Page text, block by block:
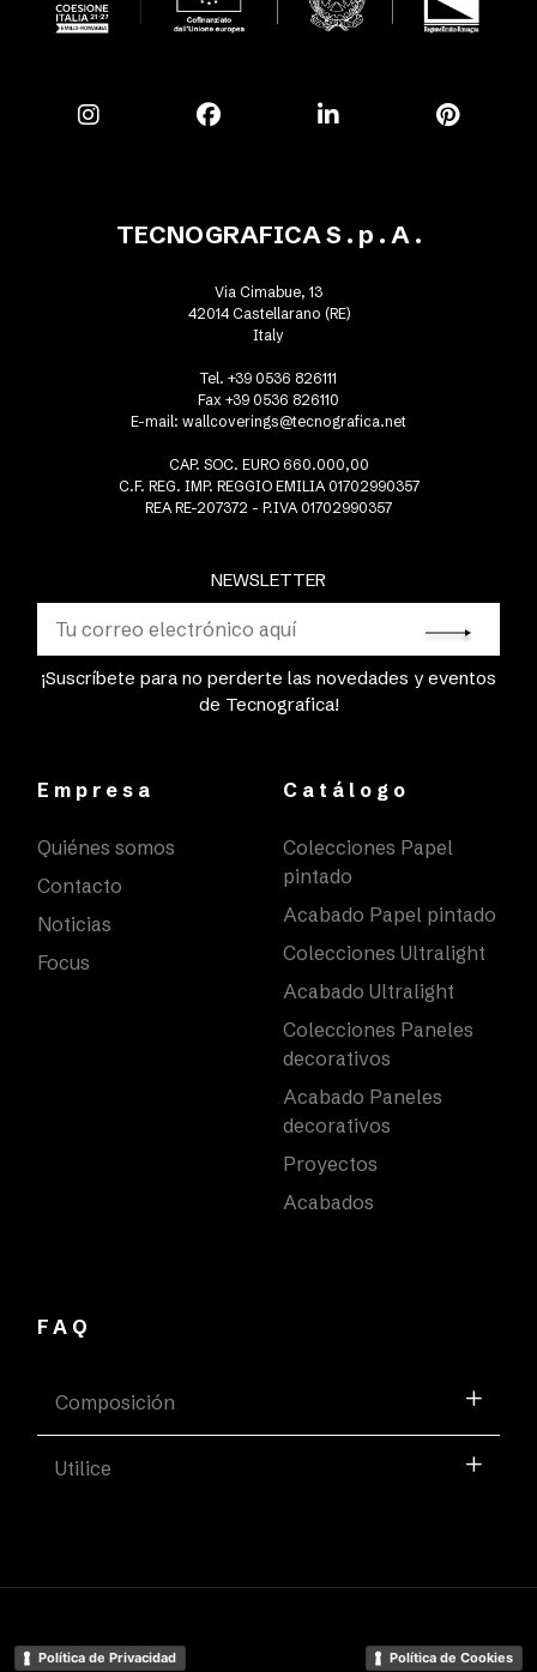
NEWSLETTER
¡Suscríbete para no perderte las novedades y eventos
de Tecnografica!
TECNOGRAFICA S . p . A .
Via Cimabue, 13
42014 Castellarano (RE)
Italy
Tel. +39 0536 826111
Fax +39 0536 826110
E-mail: wallcoverings@tecnografica.net
CAP. SOC. EURO 660.000,00
C.F. REG. IMP. REGGIO EMILIA 01702990357
REA RE-207372 - P.IVA 01702990357
Empresa
Quiénes somos
Contacto
Noticias
Focus
Catálogo
Colecciones Papel
pintado
Acabado Papel pintado
Colecciones Ultralight
Acabado Ultralight
Colecciones Paneles
decorativos
Acabado Paneles
decorativos
Proyectos
Acabados
FAQ
Composición
Utilice
Política de Privacidad Política de Cookies